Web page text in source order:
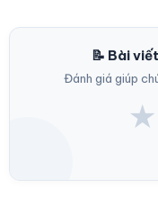
📝 Bài
Đánh giá giúp
★